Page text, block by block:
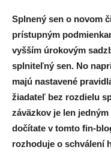
Splnený sen o novom
prístupným
vyšším úrokovým
splniteľný sen. No
majú nastavené
žiadateľ bez rozdielu
záväzkov je len
dočítate v tomto fin-
rozhoduje o schválení